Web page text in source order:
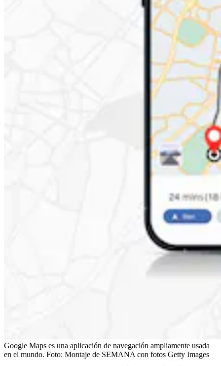
Google Maps es una aplicación de navegación ampliamente usada
en el mundo. Foto: Montaje de SEMANA con fotos Getty Images